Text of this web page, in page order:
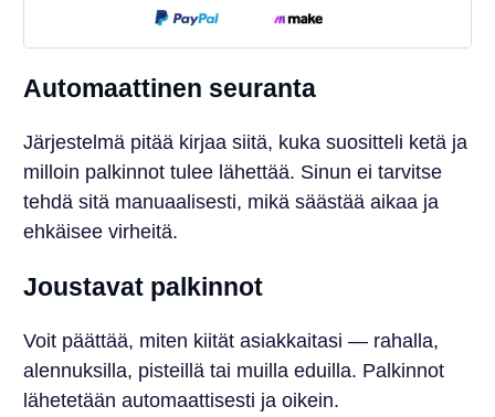
Automaattinen seuranta
Järjestelmä pitää kirjaa siitä, kuka suositteli ketä ja
milloin palkinnot tulee lähettää. Sinun ei tarvitse
tehdä sitä manuaalisesti, mikä säästää aikaa ja
ehkäisee virheitä.
Joustavat palkinnot
Voit päättää, miten kiität asiakkaitasi — rahalla,
alennuksilla, pisteillä tai muilla eduilla. Palkinnot
lähetetään automaattisesti ja oikein.